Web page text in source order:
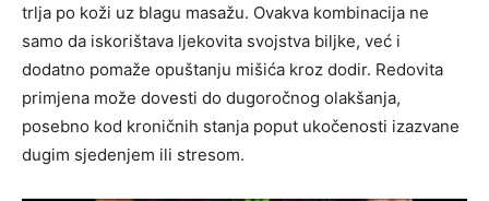
trlja po koži uz blagu masažu. Ovakva kombinacija ne
samo da iskorištava ljekovita svojstva biljke, već i
dodatno pomaže opuštanju mišića kroz dodir. Redovita
primjena može dovesti do dugoročnog olakšanja,
posebno kod kroničnih stanja poput ukočenosti izazvane
dugim sjedenjem ili stresom.